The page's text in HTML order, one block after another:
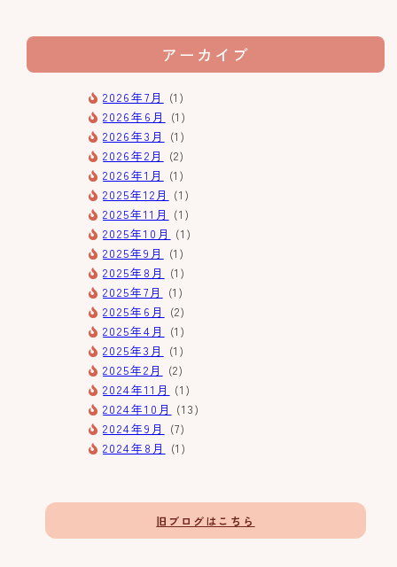
アーカイブ
2026年7月
(1)
2026年6月
(1)
2026年3月
(1)
2026年2月
(2)
2026年1月
(1)
2025年12月 (1)
2025年11月 (1)
2025年10月 (1)
2025年9月
(1)
2025年8月
(1)
2025年7月
(1)
2025年6月
(2)
2025年4月
(1)
2025年3月
(1)
2025年2月
(2)
2024年11月 (1)
2024年10月 (13)
2024年9月
(7)
2024年8月
(1)
旧ブログはこちら